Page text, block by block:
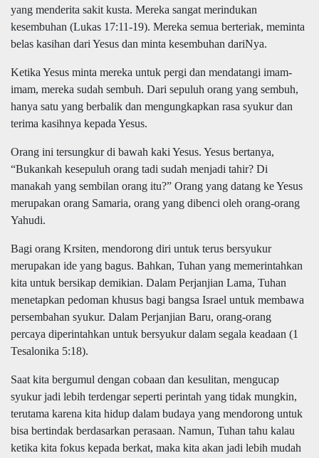
yang menderita sakit kusta. Mereka sangat merindukan
kesembuhan (Lukas 17:11-19). Mereka semua berteriak, meminta
belas kasihan dari Yesus dan minta kesembuhan dariNya.
Ketika Yesus minta mereka untuk pergi dan mendatangi imam-
imam, mereka sudah sembuh. Dari sepuluh orang yang sembuh,
hanya satu yang berbalik dan mengungkapkan rasa syukur dan
terima kasihnya kepada Yesus.
Orang ini tersungkur di bawah kaki Yesus. Yesus bertanya,
“Bukankah kesepuluh orang tadi sudah menjadi tahir? Di
manakah yang sembilan orang itu?” Orang yang datang ke Yesus
merupakan orang Samaria, orang yang dibenci oleh orang-orang
Yahudi.
Bagi orang Krsiten, mendorong diri untuk terus bersyukur
merupakan ide yang bagus. Bahkan, Tuhan yang memerintahkan
kita untuk bersikap demikian. Dalam Perjanjian Lama, Tuhan
menetapkan pedoman khusus bagi bangsa Israel untuk membawa
persembahan syukur. Dalam Perjanjian Baru, orang-orang
percaya diperintahkan untuk bersyukur dalam segala keadaan (1
Tesalonika 5:18).
Saat kita bergumul dengan cobaan dan kesulitan, mengucap
syukur jadi lebih terdengar seperti perintah yang tidak mungkin,
terutama karena kita hidup dalam budaya yang mendorong untuk
bisa bertindak berdasarkan perasaan. Namun, Tuhan tahu kalau
ketika kita fokus kepada berkat, maka kita akan jadi lebih mudah